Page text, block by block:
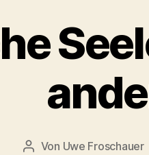
Beitragsautor
Von Uwe Froschauer